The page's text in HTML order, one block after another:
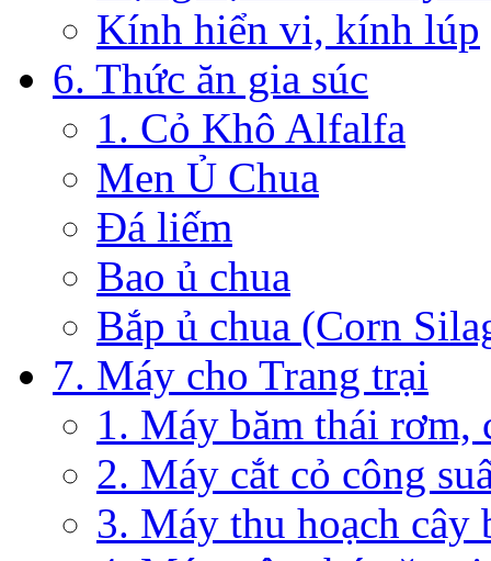
Kính hiển vi, kính lúp
6. Thức ăn gia súc
1. Cỏ Khô Alfalfa
Men Ủ Chua
Đá liếm
Bao ủ chua
Bắp ủ chua (Corn
7. Máy cho Trang trại
1. Máy băm thái rơm,
2. Máy cắt cỏ công
3. Máy thu hoạch cây